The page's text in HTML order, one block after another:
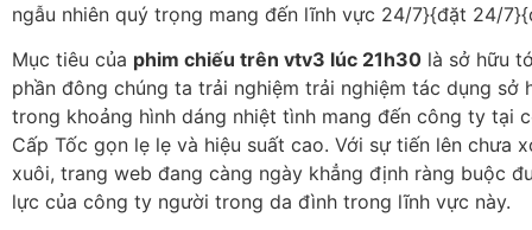
ngẫu nhiên quý trọng mang đến lĩnh vực 24/7}{đặt 24/
Mục tiêu của phim chiếu trên vtv3 lúc 21h30 là sở hữu
phần đông chúng ta trải nghiệm trải nghiệm tác dụng sở
trong khoảng hình dáng nhiệt tình mang đến công ty tại
Cấp Tốc gọn lẹ lẹ và hiệu suất cao. Với sự tiến lên chưa
xuôi, trang web đang càng ngày khẳng định ràng buộc
lực của công ty người trong da đình trong lĩnh vực này.